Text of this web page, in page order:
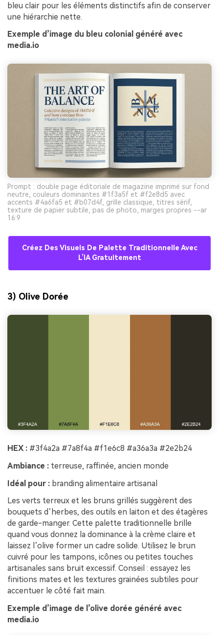
bleu clair pour les éléments distinctifs afin de conserver
une hiérarchie nette.
Exemple d’image du bleu colonial généré avec
media.io
Prompt : double page éditoriale de magazine imprimé sur fond
neutre, couleurs dominantes #1f3a5f et #f2e8d5 avec
accents #4a6fa5 et #b07d4f, grille classique, titres sérif,
texture de papier subtile, pas de photo, marges propres --ar
16:9
Créez Des Visuels De Palette Traditionnelle Avec
L’IA Gratuitement
3) Olive Dorée
HEX : #3f4a2a #7a8f4a #f1e6c8 #a36a3a #2e2b24
Ambiance : terreuse, raffinée, ancien monde
Idéal pour : branding alimentaire artisanal
Les verts terreux et les bruns grillés suggèrent des
bouquets d’herbes, des outils en laiton et des étagères
de garde-manger. Cette palette traditionnelle brille
quand vous donnez la dominance à la crème claire et
laissez l’olive former un cadre solide. Utilisez le brun
cuivré pour les tampons, icônes ou petites touches
artisanales sans bruit excessif. Conseil : essayez les
finitions mates et les textures grainées subtiles pour
accentuer le côté fait main.
Exemple d’image de l’olive dorée généré avec
media.io